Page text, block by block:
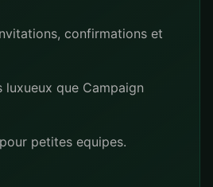
confirmations et
luxueux que Campaign
petites equipes.